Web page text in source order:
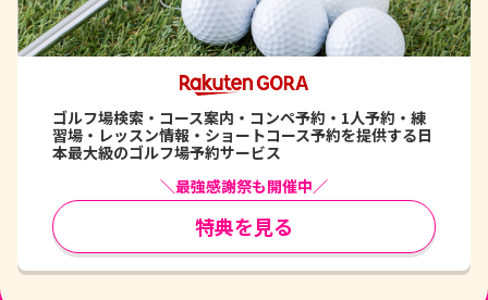
ゴルフ場検索・コース案内・コンペ予約・1人予約・練
習場・レッスン情報・ショートコース予約を提供する日
本最大級のゴルフ場予約サービス
＼最強感謝祭も開催中／
特典を見る